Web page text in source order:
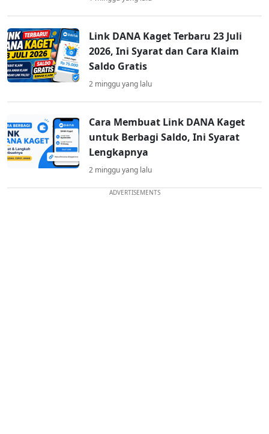
Link DANA Kaget Terbaru 23 Juli
2026, Ini Syarat dan Cara Klaim
Saldo Gratis
2 minggu yang lalu
Cara Membuat Link DANA Kaget
untuk Berbagi Saldo, Ini Syarat
Lengkapnya
2 minggu yang lalu
ADVERTISEMENTS